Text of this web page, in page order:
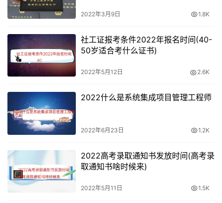
2022年3月9日 1.8K
社工证报考条件2022年报名时间(40-
50岁适合考什么证书)
2022年5月12日 2.6K
2022什么是系统集成项目管理工程师
2022年6月23日 1.2K
2022高考录取通知书发放时间(高考录
取通知书啥时候来)
2022年5月11日 1.5K